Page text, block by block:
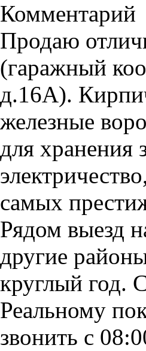
Комментарий
Продаю
(гаражный
д.16А).
железные
для хранения
самых
Рядом выезд
другие
круглый год.
Реальному
звонить с